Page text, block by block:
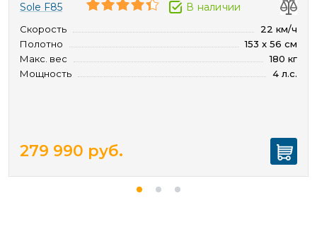
Sole F85 В наличии
Скорость
22 км/ч
Полотно
153 x 56 см
Макс. вес
180 кг
Мощность
4 л.с.
279 990 руб.